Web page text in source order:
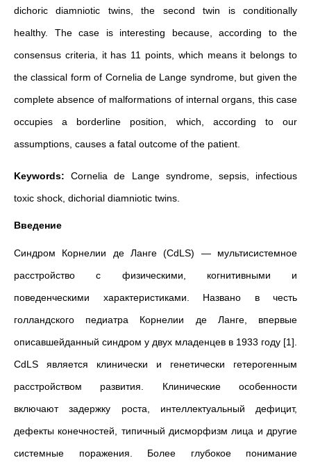
dichoric diamniotic twins, the second twin is conditionally
healthy. The case is interesting because, according to the
consensus criteria, it has 11 points, which means it belongs to
the classical form of Cornelia de Lange syndrome, but given the
complete absence of malformations of internal organs, this case
occupies a borderline position, which, according to our
assumptions, causes a fatal outcome of the patient.
Keywords: Cornelia de Lange syndrome, sepsis, infectious
toxic shock, dichorial diamniotic twins.
Введение
Синдром Корнелии де Ланге (CdLS) — мультисистемное
расстройство с физическими, когнитивными и
поведенческими характеристиками. Названо в честь
голландского педиатра Корнелии де Ланге, впервые
описавшейданный синдром у двух младенцев в 1933 году [1].
CdLS является клинически и генетически гетерогенным
расстройством развития. Клинические особенности
включают задержку роста, интеллектуальный дефицит,
дефекты конечностей, типичный дисморфизм лица и другие
системные поражения. Более глубокое понимание